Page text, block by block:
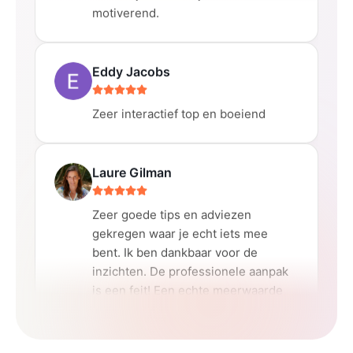
motiverend.
Eddy Jacobs
Zeer interactief top en boeiend
Laure Gilman
Zeer goede tips en adviezen
gekregen waar je echt iets mee
bent. Ik ben dankbaar voor de
inzichten. De professionele aanpak
is een feit! Een echte meerwaarde